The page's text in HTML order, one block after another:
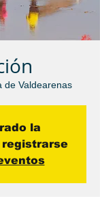
de Valdearenas
la